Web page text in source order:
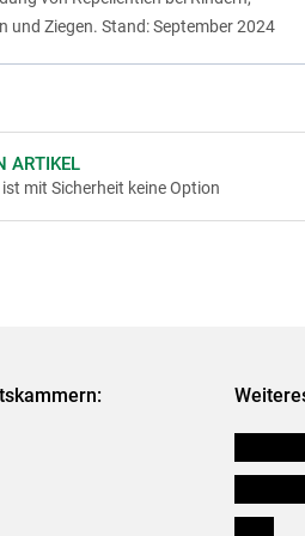
die durch Tod
und Voraussetzung.
entschädigt.
undhierfür Ziegen.
und Ziegen. Stand: September 2024
ARTIKEL
mit Sicherheit keine Option